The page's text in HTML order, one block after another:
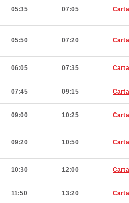
05:35 07:05
05:50 07:20
06:05 07:35
07:45 09:15
09:00 10:25
09:20 10:50
10:30 12:00
11:50 13:20